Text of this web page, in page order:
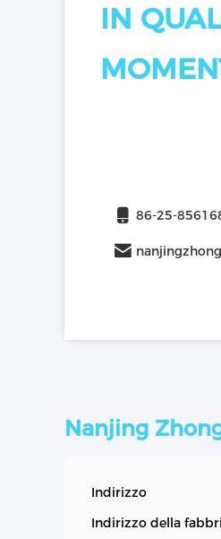
IN
86-25-
Nanjing
Indirizzo
Indirizzo della